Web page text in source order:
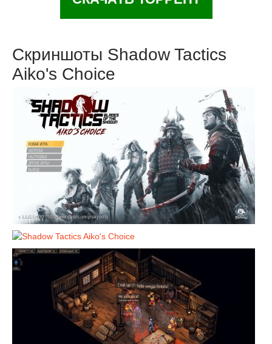
Скриншоты Shadow Tactics
Aiko's Choice